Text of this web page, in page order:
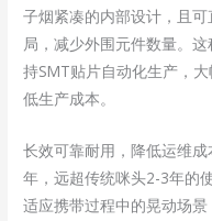
子烟紧凑的内部设计，且
局，减少外围元件数量。
持SMT贴片自动化生产，
低生产成本。
长效可靠耐用，降低运维
年，远超传统咪头2-3年的
适应携带过程中的晃动场